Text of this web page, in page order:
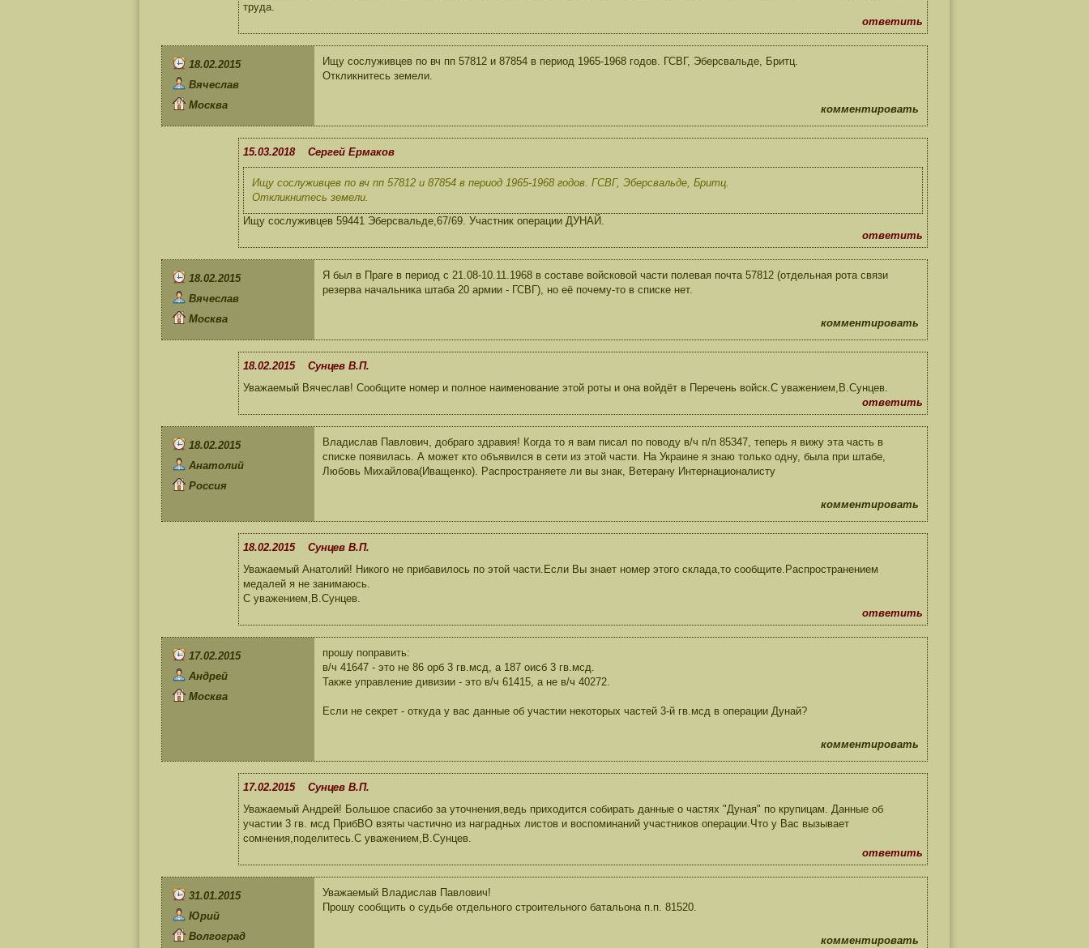
труда.
ответить
18.02.2015
Вячеслав
Москва
Ищу сослуживцев по вч пп 57812 и 87854 в период 1965-1968 годов. ГСВГ, Эберсвальде, Бритц.
Откликнитесь земели.
комментировать
15.03.2018 Сергей Ермаков
Ищу сослуживцев по вч пп 57812 и 87854 в период 1965-1968 годов. ГСВГ, Эберсвальде, Бритц.
Откликнитесь земели.
Ищу сослуживцев 59441 Эберсвальде,67/69. Участник операции ДУНАЙ.
ответить
18.02.2015
Вячеслав
Москва
Я был в Праге в период с 21.08-10.11.1968 в составе войсковой части полевая почта 57812 (отдельная рота связи
резерва начальника штаба 20 армии - ГСВГ), но её почему-то в списке нет.
комментировать
18.02.2015 Сунцев В.П.
Уважаемый Вячеслав! Сообщите номер и полное наименование этой роты и она войдёт в Перечень войск.С уважением,В.Сунцев.
ответить
18.02.2015
Анатолий
Россия
Владислав Павлович, добраго здравия! Когда то я вам писал по поводу в/ч п/п 85347, теперь я вижу эта часть в
списке появилась. А может кто объявился в сети из этой части. На Украине я знаю только одну, была при штабе,
Любовь Михайлова(Иващенко). Распространяете ли вы знак, Ветерану Интернационалисту
комментировать
18.02.2015 Сунцев В.П.
Уважаемый Анатолий! Никого не прибавилось по этой части.Если Вы знает номер этого склада,то сообщите.Распространением
медалей я не занимаюсь.
С уважением,В.Сунцев.
ответить
17.02.2015
Андрей
Москва
прошу поправить:
в/ч 41647 - это не 86 орб 3 гв.мсд, а 187 оисб 3 гв.мсд.
Также управление дивизии - это в/ч 61415, а не в/ч 40272.
Если не секрет - откуда у вас данные об участии некоторых частей 3-й гв.мсд в операции Дунай?
комментировать
17.02.2015 Сунцев В.П.
Уважаемый Андрей! Большое спасибо за уточнения,ведь приходится собирать данные о частях "Дуная" по крупицам. Данные об
участии 3 гв. мсд ПрибВО взяты частично из наградных листов и воспоминаний участников операции.Что у Вас вызывает
сомнения,поделитесь.С уважением,В.Сунцев.
ответить
31.01.2015
Юрий
Волгоград
Уважаемый Владислав Павлович!
Прошу сообщить о судьбе отдельного строительного батальона п.п. 81520.
комментировать